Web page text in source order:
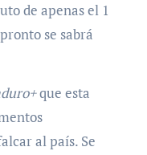
de apenas el 1
se sabrá
que esta
al país. Se